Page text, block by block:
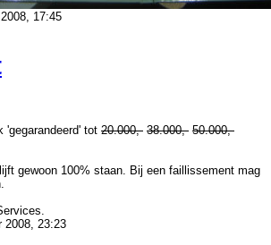
17:45
'gegarandeerd' tot 20.000,- 38.000,- 50.000,-
gewoon 100% staan. Bij een faillissement mag
2008, 23:23